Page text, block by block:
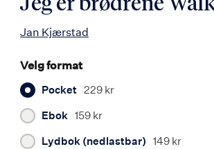
Jeg er brødrene
Jan Kjærstad
Velg format
Pocket 229 kr
Ebok 159 kr
Lydbok (nedlastbar) 149 kr